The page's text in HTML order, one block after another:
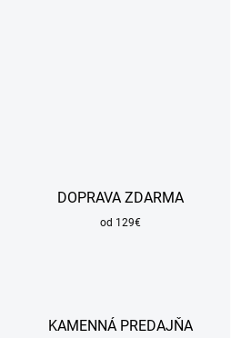
DOPRAVA ZDARMA
od 129€
KAMENNÁ PREDAJŇA